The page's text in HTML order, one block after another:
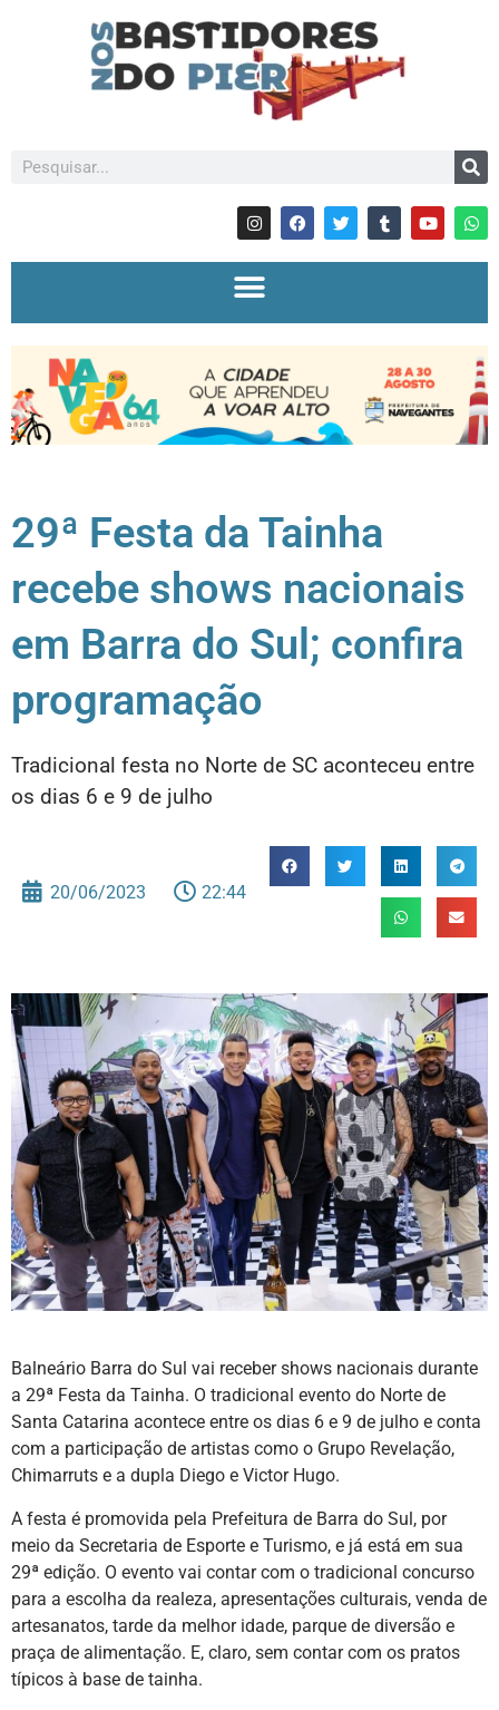
29ª Festa da Tainha
recebe shows nacionais
em Barra do Sul; confira
programação
Tradicional festa no Norte de SC aconteceu entre
os dias 6 e 9 de julho
20/06/2023 22:44
Balneário Barra do Sul vai receber shows nacionais durante
a 29ª Festa da Tainha. O tradicional evento do Norte de
Santa Catarina acontece entre os dias 6 e 9 de julho e conta
com a participação de artistas como o Grupo Revelação,
Chimarruts e a dupla Diego e Victor Hugo.
A festa é promovida pela Prefeitura de Barra do Sul, por
meio da Secretaria de Esporte e Turismo, e já está em sua
29ª edição. O evento vai contar com o tradicional concurso
para a escolha da realeza, apresentações culturais, venda de
artesanatos, tarde da melhor idade, parque de diversão e
praça de alimentação. E, claro, sem contar com os pratos
típicos à base de tainha.